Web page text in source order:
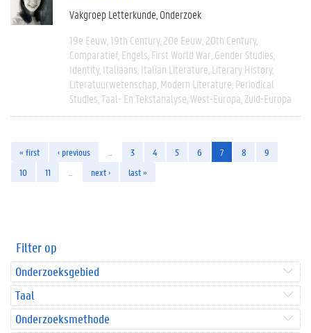
Vakgroep Letterkunde Onderzoek
19e Eeuw 19th Century 20e Eeuw 20th Century
Comparatief Engels First World War Gender Studies
Identity Italiaans Italian Literature Literary History
Literatuurwetenschap Modern Literature Periodical
Studies Taal- En Tekstanalyse West-Europa Zuid-Europa
« first ‹ previous 3 4 5 6 7 8
9
10
11 next › last »
Filter op
Onderzoeksgebied
Taal
Onderzoeksmethode